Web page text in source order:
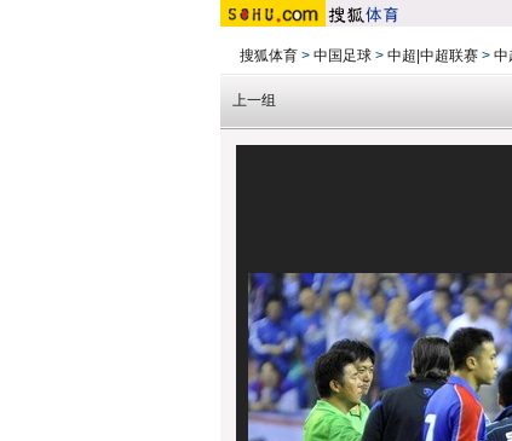
搜狐体育 > 中国足球 > 中超|中超联赛 > 中
上一组